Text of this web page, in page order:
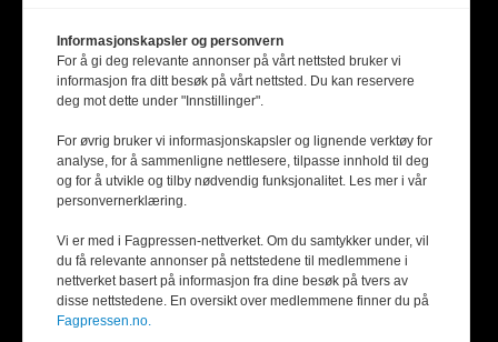
Informasjonskapsler og personvern
For å gi deg relevante annonser på vårt nettsted bruker vi
informasjon fra ditt besøk på vårt nettsted. Du kan reservere
deg mot dette under "Innstillinger".
For øvrig bruker vi informasjonskapsler og lignende verktøy for
analyse, for å sammenligne nettlesere, tilpasse innhold til deg
og for å utvikle og tilby nødvendig funksjonalitet. Les mer i vår
personvernerklæring.
Vi er med i Fagpressen-nettverket. Om du samtykker under, vil
du få relevante annonser på nettstedene til medlemmene i
nettverket basert på informasjon fra dine besøk på tvers av
disse nettstedene. En oversikt over medlemmene finner du på
Fagpressen.no.